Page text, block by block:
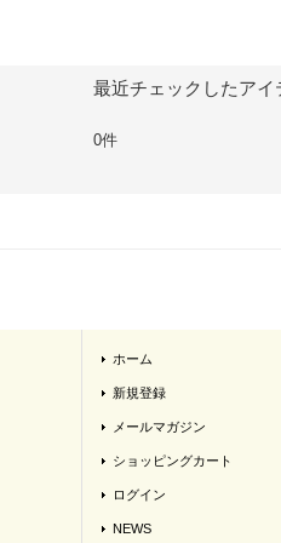
最近チェックしたアイ
0件
ホーム
新規登録
メールマガジン
ショッピングカート
ログイン
NEWS